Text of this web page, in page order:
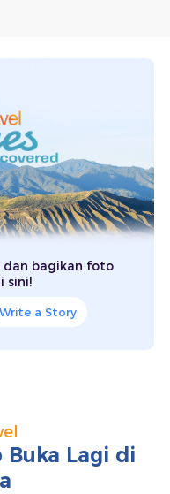
dan bagikan foto
sini!
Write a Story
Buka Lagi di